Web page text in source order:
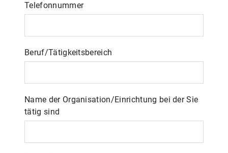
Telefonnummer
Beruf/Tätigkeitsbereich
Name der Organisation/Einrichtung bei der Sie
tätig sind